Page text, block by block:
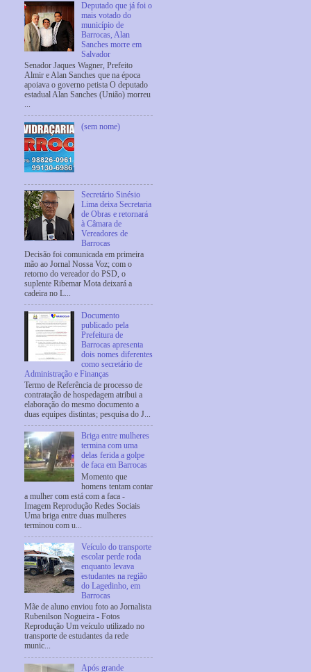
Deputado que já foi o
mais votado do
município de
Barrocas, Alan
Sanches morre em
Salvador
Senador Jaques Wagner, Prefeito
Almir e Alan Sanches que na época
apoiava o governo petista O deputado
estadual Alan Sanches (União) morreu
...
(sem nome)
Secretário Sinésio
Lima deixa Secretaria
de Obras e retornará
à Câmara de
Vereadores de
Barrocas
Decisão foi comunicada em primeira
mão ao Jornal Nossa Voz; com o
retorno do vereador do PSD, o
suplente Ribemar Mota deixará a
cadeira no L...
Documento
publicado pela
Prefeitura de
Barrocas apresenta
dois nomes diferentes
como secretário de
Administração e Finanças
Termo de Referência de processo de
contratação de hospedagem atribui a
elaboração do mesmo documento a
duas equipes distintas; pesquisa do J...
Briga entre mulheres
termina com uma
delas ferida a golpe
de faca em Barrocas
Momento que
homens tentam contar
a mulher com está com a faca -
Imagem Reprodução Redes Sociais
Uma briga entre duas mulheres
terminou com u...
Veículo do transporte
escolar perde roda
enquanto levava
estudantes na região
do Lagedinho, em
Barrocas
Mãe de aluno enviou foto ao Jornalista
Rubenilson Nogueira - Fotos
Reprodução Um veículo utilizado no
transporte de estudantes da rede
munic...
Após grande